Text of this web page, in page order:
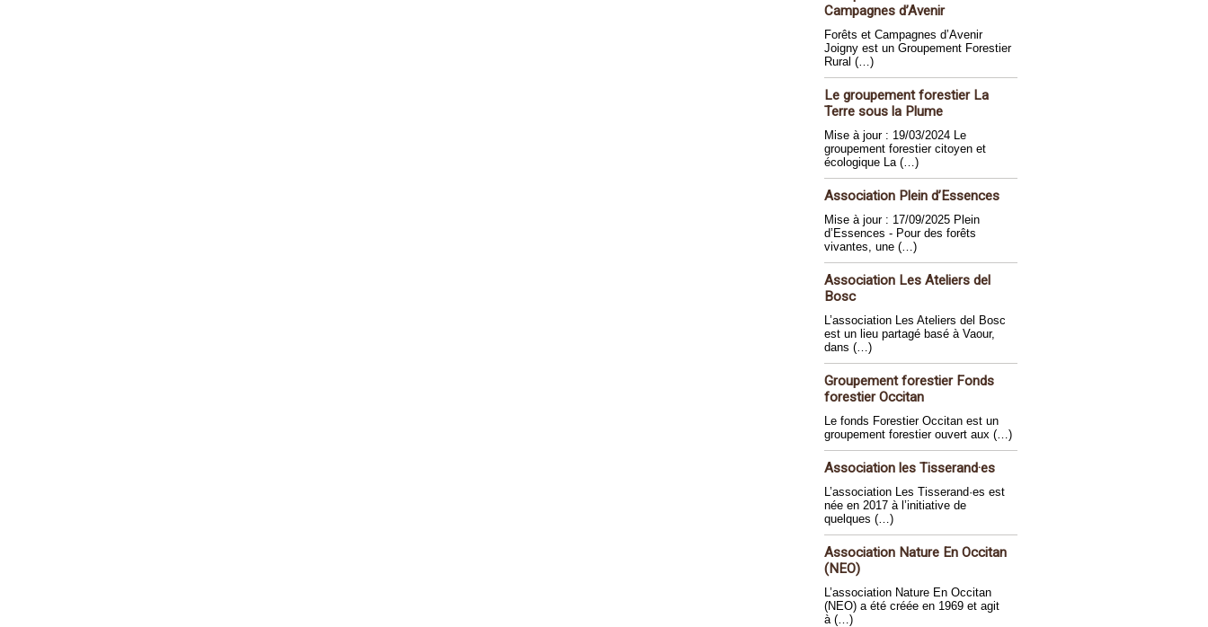
Campagnes d’Avenir
Forêts et Campagnes d’Avenir
Joigny est un Groupement Forestier
Rural (…)
Le groupement forestier La
Terre sous la Plume
Mise à jour : 19/03/2024 Le
groupement forestier citoyen et
écologique La (…)
Association Plein d’Essences
Mise à jour : 17/09/2025 Plein
d’Essences - Pour des forêts
vivantes, une (…)
Association Les Ateliers del
Bosc
L’association Les Ateliers del Bosc
est un lieu partagé basé à Vaour,
dans (…)
Groupement forestier Fonds
forestier Occitan
Le fonds Forestier Occitan est un
groupement forestier ouvert aux (…)
Association les Tisserand·es
L’association Les Tisserand·es est
née en 2017 à l’initiative de
quelques (…)
Association Nature En Occitan
(NEO)
L’association Nature En Occitan
(NEO) a été créée en 1969 et agit
à (…)